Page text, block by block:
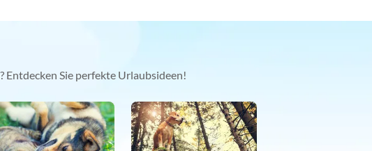
Entdecken Sie perfekte Urlaubsideen!